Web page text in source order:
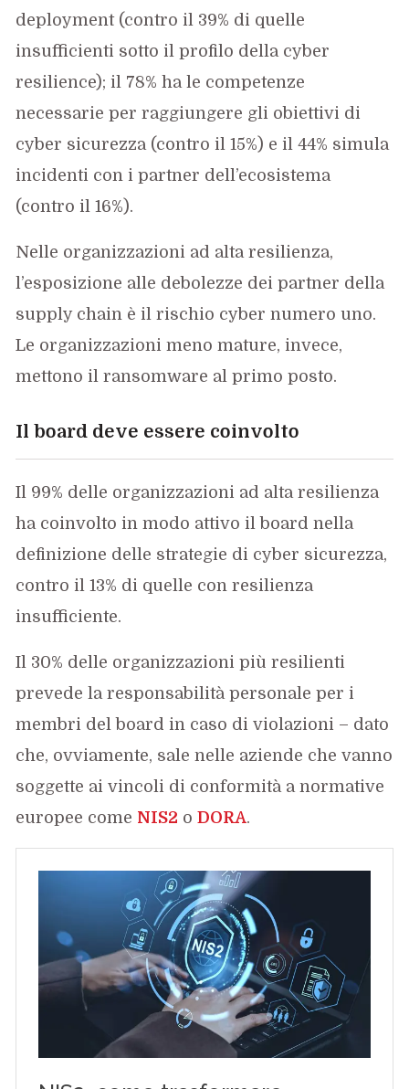
deployment (contro il 39% di quelle
insufficienti sotto il profilo della cyber
resilience); il 78% ha le competenze
necessarie per raggiungere gli obiettivi di
cyber sicurezza (contro il 15%) e il 44% simula
incidenti con i partner dell’ecosistema
(contro il 16%).
Nelle organizzazioni ad alta resilienza,
l’esposizione alle debolezze dei partner della
supply chain è il rischio cyber numero uno.
Le organizzazioni meno mature, invece,
mettono il ransomware al primo posto.
Il board deve essere coinvolto
Il 99% delle organizzazioni ad alta resilienza
ha coinvolto in modo attivo il board nella
definizione delle strategie di cyber sicurezza,
contro il 13% di quelle con resilienza
insufficiente.
Il 30% delle organizzazioni più resilienti
prevede la responsabilità personale per i
membri del board in caso di violazioni – dato
che, ovviamente, sale nelle aziende che vanno
soggette ai vincoli di conformità a normative
europee come NIS2 oDORA.